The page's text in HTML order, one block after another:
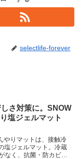
selectlife-forever
さ対策に。SNOW
塩ジェルマット
やりマットは、接触冷
塩ジェルマット。冷蔵
なく、抗菌・防カビ・